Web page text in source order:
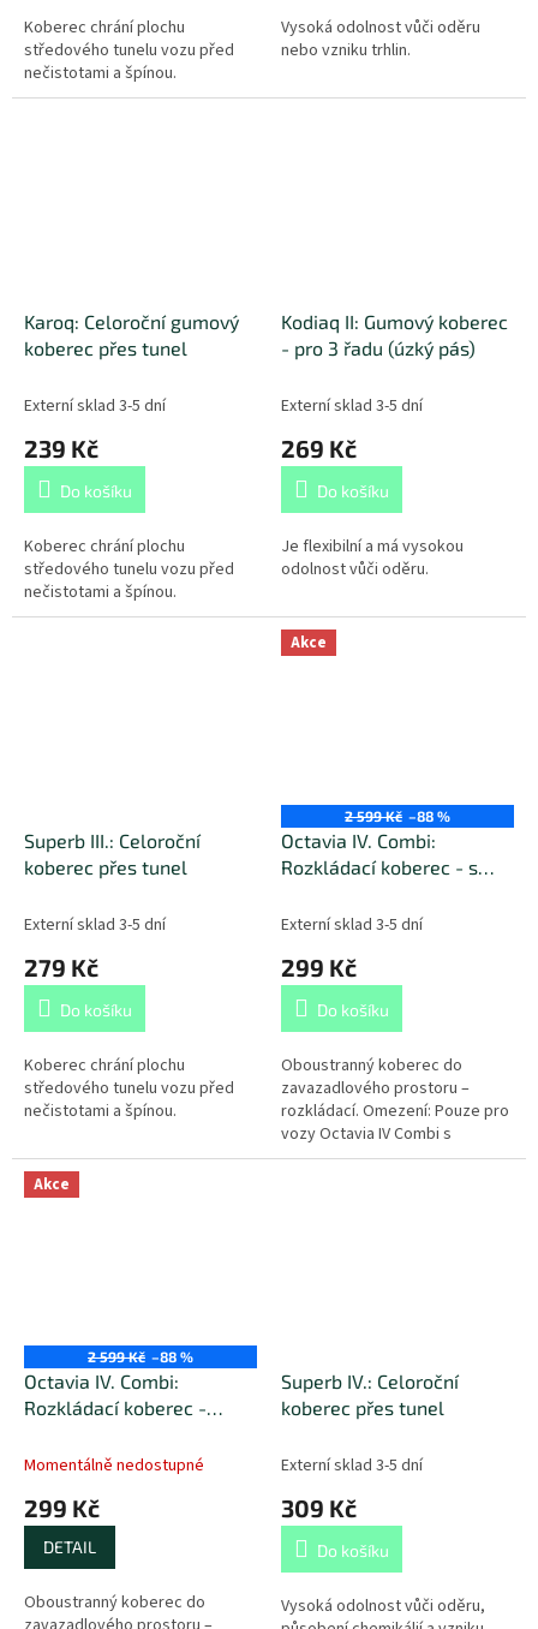
Koberec chrání plochu
středového tunelu vozu před
nečistotami a špínou.
Vysoká odolnost vůči oděru
nebo vzniku trhlin.
Karoq: Celoroční gumový
koberec přes tunel
Externí sklad 3-5 dní
239 Kč
Do košíku
Koberec chrání plochu
středového tunelu vozu před
nečistotami a špínou.
Kodiaq II: Gumový koberec
- pro 3 řadu (úzký pás)
Externí sklad 3-5 dní
269 Kč
Do košíku
Je flexibilní a má vysokou
odolnost vůči oděru.
Superb III.: Celoroční
koberec přes tunel
Externí sklad 3-5 dní
279 Kč
Do košíku
Koberec chrání plochu
středového tunelu vozu před
nečistotami a špínou.
Akce
2 599 Kč –88 %
Octavia IV. Combi:
Rozkládací koberec - s
Externí sklad 3-5 dní
299 Kč
Do košíku
Oboustranný koberec do
zavazadlového prostoru –
rozkládací. Omezení: Pouze pro
vozy Octavia IV Combi s
mezipodlahou. Nelze použít pro
Akce
2 599 Kč –88 %
Octavia IV. Combi:
Rozkládací koberec -
Momentálně nedostupné
299 Kč
DETAIL
Oboustranný koberec do
Superb IV.: Celoroční
koberec přes tunel
Externí sklad 3-5 dní
309 Kč
Do košíku
Vysoká odolnost vůči oděru,